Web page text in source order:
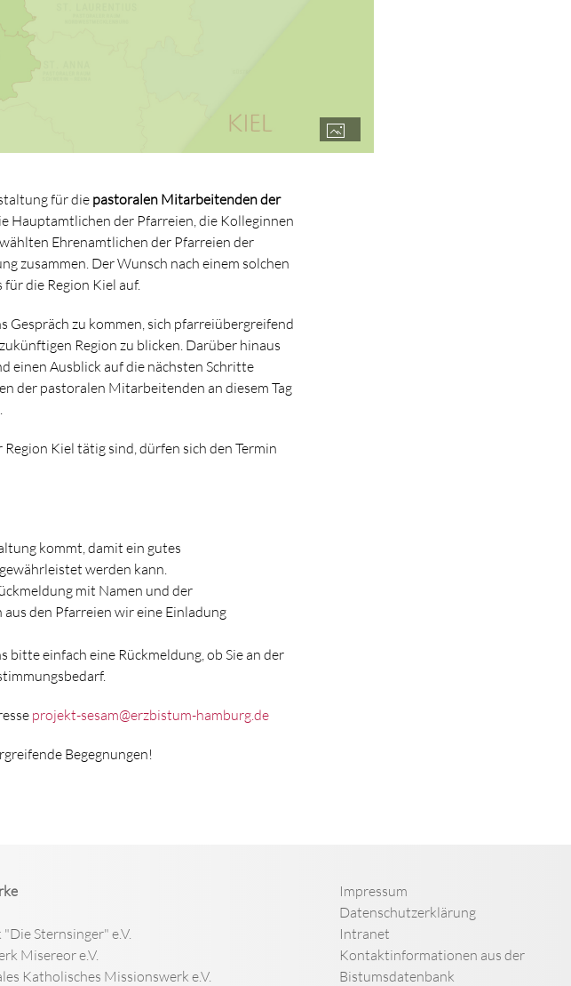
für die pastoralen Mitarbeitenden der
Hauptamtlichen der Pfarreien, die Kolleginnen
Ehrenamtlichen der Pfarreien der
zusammen. Der Wunsch nach einem solchen
die Region Kiel auf.
zu kommen, sich pfarreiübergreifend
Region zu blicken. Darüber hinaus
einen Ausblick auf die nächsten Schritte
der pastoralen Mitarbeitenden an diesem Tag
Kiel tätig sind, dürfen sich den Termin
kommt, damit ein gutes
werden kann.
mit Namen und der
den Pfarreien wir eine Einladung
einfach eine Rückmeldung, ob Sie an der
projekt-sesam@erzbistum-hamburg.de
Begegnungen!
Sternsinger" e.V.
Misereor e.V.
Katholisches Missionswerk e.V.
Impressum
Datenschutzerklärung
Intranet
Kontaktinformationen aus der
Bistumsdatenbank